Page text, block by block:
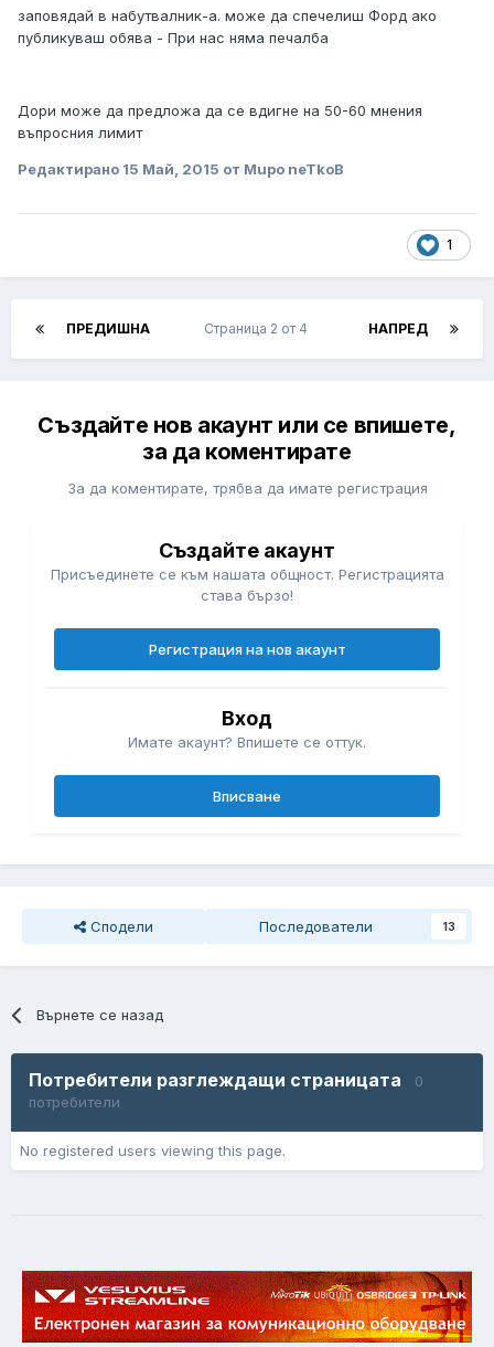
заповядай в набутвалник-а. може да спечелиш Форд ако
публикуваш обява - При нас няма печалба
Дори може да предложа да се вдигне на 50-60 мнения
въпросния лимит
Редактирано 15 Май, 2015 от Mupo neTkoB
1
ПРЕДИШНА НАПРЕД
Страница 2 от 4
Създайте нов акаунт или се впишете,
за да коментирате
За да коментирате, трябва да имате регистрация
Създайте акаунт
Присъединете се към нашата общност. Регистрацията
става бързо!
Регистрация на нов акаунт
Вход
Имате акаунт? Впишете се оттук.
Вписване
Сподели Последователи 13
Върнете се назад
Потребители разглеждащи страницата
0
потребители
No registered users viewing this page.